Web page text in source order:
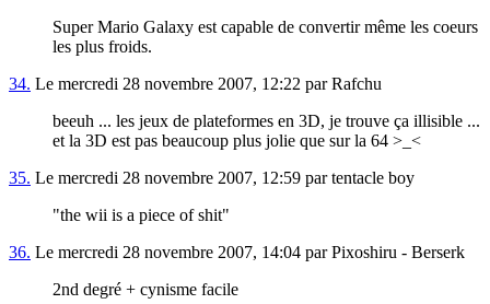
Super Mario Galaxy est capable de convertir même les coeurs
les plus froids.
34. Le mercredi 28 novembre 2007, 12:22 par Rafchu
beeuh ... les jeux de plateformes en 3D, je trouve ça illisible ...
et la 3D est pas beaucoup plus jolie que sur la 64 >_<
35. Le mercredi 28 novembre 2007, 12:59 par tentacle boy
"the wii is a piece of shit"
36. Le mercredi 28 novembre 2007, 14:04 par Pixoshiru - Berserk
2nd degré + cynisme facile